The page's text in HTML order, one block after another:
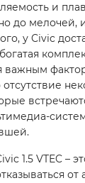
и
до мелочей,
у Civic
важным
отсутствие
1.5 VTEC –
от